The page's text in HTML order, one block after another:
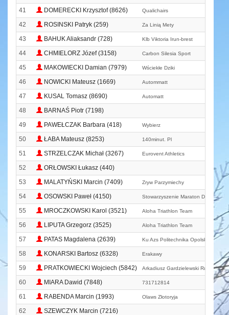
41 DOMERECKI Krzysztof (8626) Qualichairs
42 ROSINSKI Patryk (259) Za Linią Mety
43 BAHUK Aliaksandr (728) Klb Viktoria Irun-brest
44 CHMIELORZ Józef (3158) Carbon Silesia Sport
45 MAKOWIECKI Damian (7979) Wściekłe Dziki
46 NOWICKI Mateusz (1669) Autommatt
47 KUSAL Tomasz (8690) Automatt
48
BARNAŚ Piotr (7198)
49
PAWEŁCZAK Barbara (418) Wybierz
50 ŁABA Mateusz (8253) 140minut. Pl
51 STRZELCZAK Michał (3267) Eurovent Athletics
52
ORŁOWSKI Łukasz (440)
53
MALATYŃSKI Marcin (7409) Zryw Parzymiechy
54 OSOWSKI Paweł (4150) Stowarzyszenie Maraton Dębno
55 MROCZKOWSKI Karol (3521) Aloha Triathlon Team
56 LIPUTA Grzegorz (3525) Aloha Triathlon Team
57 PATAS Magdalena (2639) Ku Azs Politechnika Opolska
58 KONARSKI Bartosz (6328) Erakawy
59 PRATKOWIECKI Wojciech (5842) Arkadiusz Gardzielewski Running
60 MIARA Dawid (7848) 731712814
61 RABENDA Marcin (1993) Olaws Złotoryja
62
SZEWCZYK Marcin (7216)